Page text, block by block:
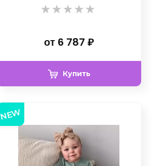
от6 787 ₽
Купить
NEW